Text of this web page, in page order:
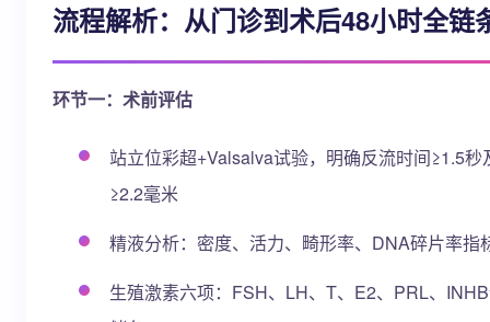
流程解析：从门诊到术后48小时全链
环节一：术前评估
站立位彩超+Valsalva试验，明确反流时间≥1.5秒
≥2.2毫米
精液分析：密度、活力、畸形率、DNA碎片率指
生殖激素六项：FSH、LH、T、E2、PRL、